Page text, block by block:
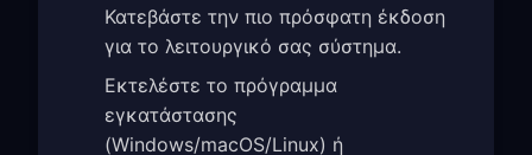
Κατεβάστε την πιο πρόσφατη έκδοση
για το λειτουργικό σας σύστημα.
Εκτελέστε το πρόγραμμα
εγκατάστασης
(Windows/macOS/Linux) ή